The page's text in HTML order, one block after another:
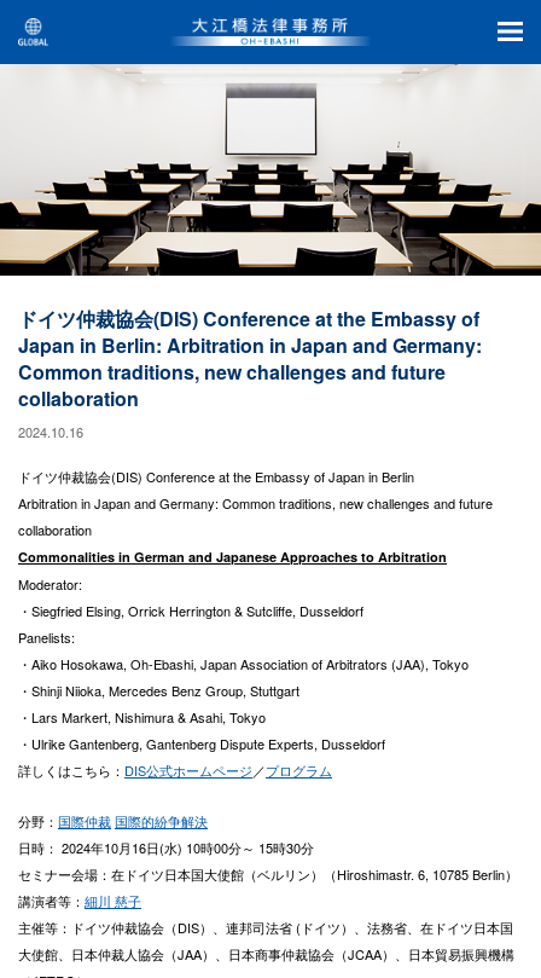
ドイツ仲裁協会(DIS) Conference at the Embassy of
Japan in Berlin: Arbitration in Japan and Germany:
Common traditions, new challenges and future
collaboration
2024.10.16
ドイツ仲裁協会(DIS) Conference at the Embassy of Japan in Berlin
Arbitration in Japan and Germany: Common traditions, new challenges and future
collaboration
Commonalities in German and Japanese Approaches to Arbitration
Moderator:
・Siegfried Elsing, Orrick Herrington & Sutcliffe, Dusseldorf
Panelists:
・Aiko Hosokawa, Oh-Ebashi, Japan Association of Arbitrators (JAA), Tokyo
・Shinji Niioka, Mercedes Benz Group, Stuttgart
・Lars Markert, Nishimura & Asahi, Tokyo
・Ulrike Gantenberg, Gantenberg Dispute Experts, Dusseldorf
詳しくはこちら： DIS公式ホームページ ／プログラム
分野： 国際仲裁国際的紛争解決
日時： 2024年10月16日(水) 10時00分～ 15時30分
セミナー会場：在ドイツ日本国大使館（ベルリン）（Hiroshimastr. 6, 10785 Berlin）
講演者等： 細川 慈子
主催等：ドイツ仲裁協会（DIS）、連邦司法省 (ドイツ）、法務省、在ドイツ日本国
大使館、日本仲裁人協会（JAA）、日本商事仲裁協会（JCAA）、日本貿易振興機構